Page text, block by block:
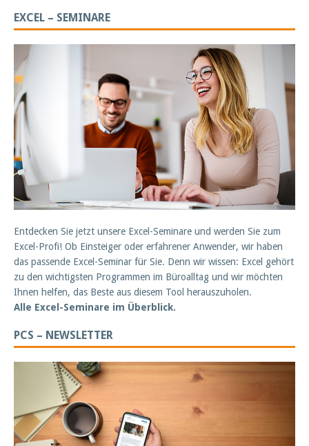
EXCEL – SEMINARE
Entdecken Sie jetzt unsere Excel-Seminare und werden Sie zum
Excel-Profi! Ob Einsteiger oder erfahrener Anwender, wir haben
das passende Excel-Seminar für Sie. Denn wir wissen: Excel gehört
zu den wichtigsten Programmen im Büroalltag und wir möchten
Ihnen helfen, das Beste aus diesem Tool herauszuholen.
Alle Excel-Seminare im Überblick.
PCS – NEWSLETTER